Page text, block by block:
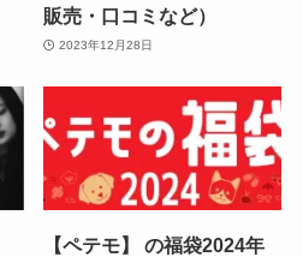
販売・口コミなど）
2023年12月28日
【ペテモ】 の福袋2024年